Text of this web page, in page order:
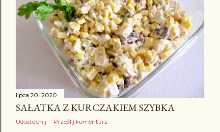
lipca 20, 2020
SAŁATKA Z KURCZAKIEM SZYBKA
Udostępnij Prześlij komentarz